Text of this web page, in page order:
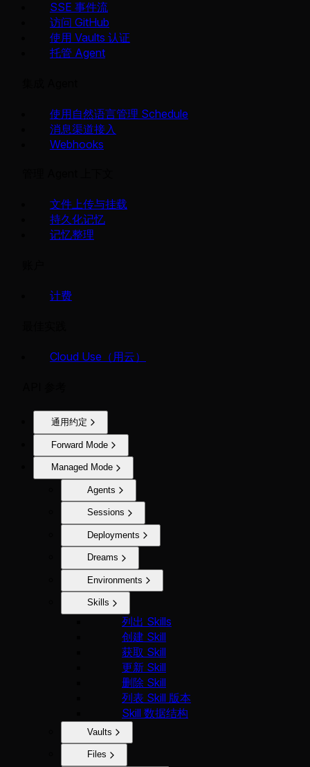
SSE 事件流
访问 GitHub
使用 Vaults 认证
托管 Agent
使用自然语言管理 Schedule
消息渠道接入
Webhooks
文件上传与挂载
持久化记忆
记忆整理
计费
Cloud Use（用云）
通用约定
Forward Mode
Managed Mode
Agents
Sessions
Deployments
Dreams
Environments
Skills
列出 Skills
创建 Skill
获取 Skill
更新 Skill
删除 Skill
列表 Skill 版本
Skill 数据结构
Vaults
Files